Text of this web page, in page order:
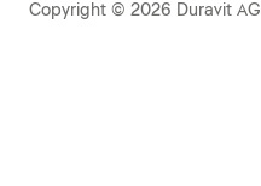
Copyright © 2026 Duravit AG